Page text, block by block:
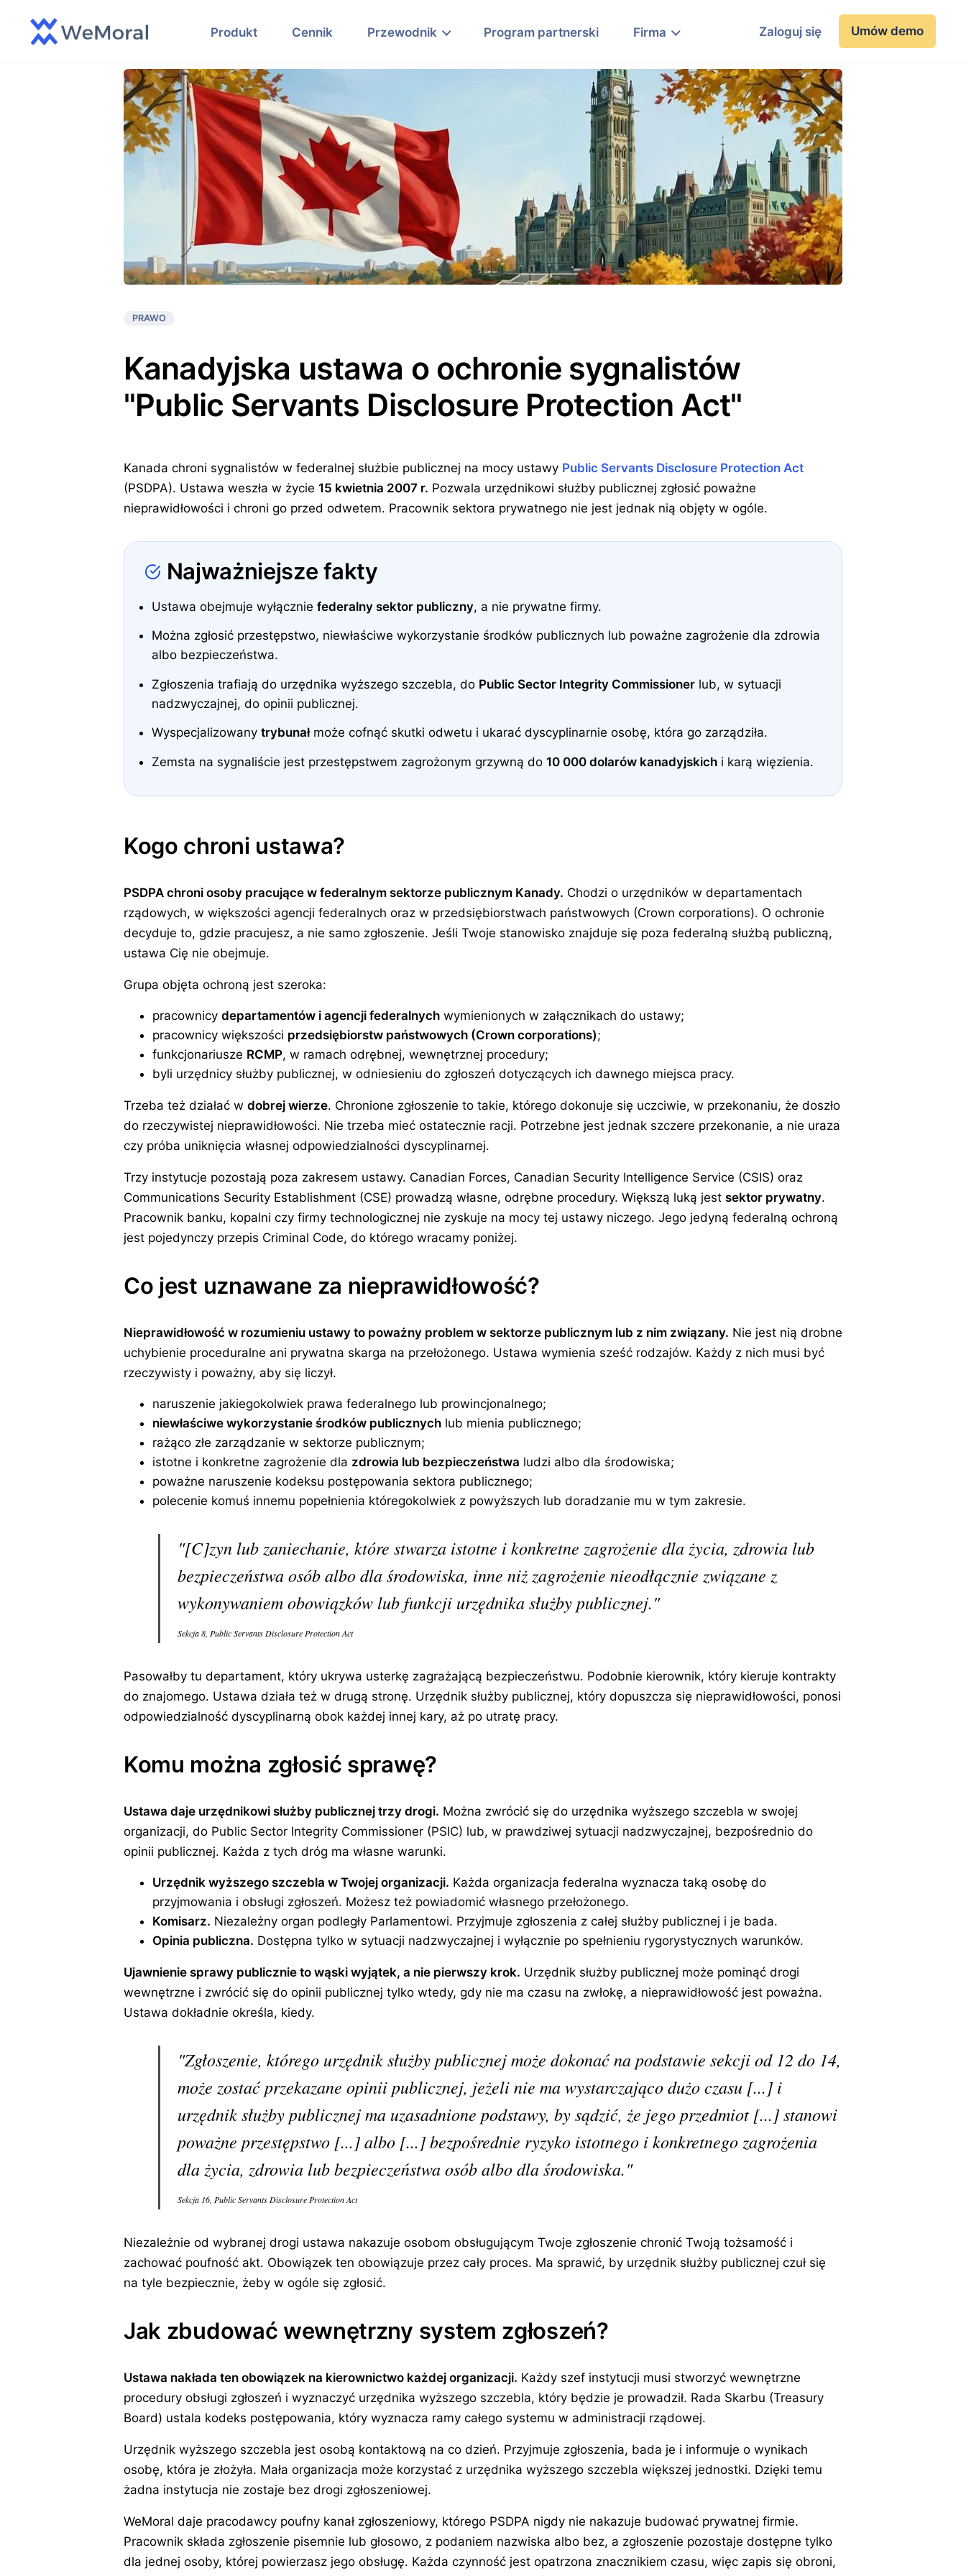
Produkt Cennik Przewodnik Program partnerski Firma Zaloguj się Umów demo
PRAWO
Kanadyjska ustawa o ochronie sygnalistów
"Public Servants Disclosure Protection Act"
Kanada chroni sygnalistów w federalnej służbie publicznej na mocy ustawy Public Servants Disclosure Protection Act
(PSDPA). Ustawa weszła w życie 15 kwietnia 2007 r. Pozwala urzędnikowi służby publicznej zgłosić poważne
nieprawidłowości i chroni go przed odwetem. Pracownik sektora prywatnego nie jest jednak nią objęty w ogóle.
Najważniejsze fakty
Ustawa obejmuje wyłącznie federalny sektor publiczny, a nie prywatne firmy.
Można zgłosić przestępstwo, niewłaściwe wykorzystanie środków publicznych lub poważne zagrożenie dla zdrowia
albo bezpieczeństwa.
Zgłoszenia trafiają do urzędnika wyższego szczebla, do Public Sector Integrity Commissioner lub, w sytuacji
nadzwyczajnej, do opinii publicznej.
Wyspecjalizowany trybunałmoże cofnąć skutki odwetu i ukarać dyscyplinarnie osobę, która go zarządziła.
Zemsta na sygnaliście jest przestępstwem zagrożonym grzywną do 10 000 dolarów kanadyjskich i karą więzienia.
Kogo chroni ustawa?
PSDPA chroni osoby pracujące w federalnym sektorze publicznym Kanady. Chodzi o urzędników w departamentach
rządowych, w większości agencji federalnych oraz w przedsiębiorstwach państwowych (Crown corporations). O ochronie
decyduje to, gdzie pracujesz, a nie samo zgłoszenie. Jeśli Twoje stanowisko znajduje się poza federalną służbą publiczną,
ustawa Cię nie obejmuje.
Grupa objęta ochroną jest szeroka:
pracownicy departamentów i agencji federalnych wymienionych w załącznikach do ustawy;
pracownicy większości przedsiębiorstw państwowych (Crown corporations);
funkcjonariusze RCMP, w ramach odrębnej, wewnętrznej procedury;
byli urzędnicy służby publicznej, w odniesieniu do zgłoszeń dotyczących ich dawnego miejsca pracy.
Trzeba też działać w dobrej wierze. Chronione zgłoszenie to takie, którego dokonuje się uczciwie, w przekonaniu, że doszło
do rzeczywistej nieprawidłowości. Nie trzeba mieć ostatecznie racji. Potrzebne jest jednak szczere przekonanie, a nie uraza
czy próba uniknięcia własnej odpowiedzialności dyscyplinarnej.
Trzy instytucje pozostają poza zakresem ustawy. Canadian Forces, Canadian Security Intelligence Service (CSIS) oraz
Communications Security Establishment (CSE) prowadzą własne, odrębne procedury. Większą luką jest sektor prywatny.
Pracownik banku, kopalni czy firmy technologicznej nie zyskuje na mocy tej ustawy niczego. Jego jedyną federalną ochroną
jest pojedynczy przepis Criminal Code, do którego wracamy poniżej.
Co jest uznawane za nieprawidłowość?
Nieprawidłowość w rozumieniu ustawy to poważny problem w sektorze publicznym lub z nim związany. Nie jest nią drobne
uchybienie proceduralne ani prywatna skarga na przełożonego. Ustawa wymienia sześć rodzajów. Każdy z nich musi być
rzeczywisty i poważny, aby się liczył.
naruszenie jakiegokolwiek prawa federalnego lub prowincjonalnego;
niewłaściwe wykorzystanie środków publicznych lub mienia publicznego;
rażąco złe zarządzanie w sektorze publicznym;
istotne i konkretne zagrożenie dla zdrowia lub bezpieczeństwa ludzi albo dla środowiska;
poważne naruszenie kodeksu postępowania sektora publicznego;
polecenie komuś innemu popełnienia któregokolwiek z powyższych lub doradzanie mu w tym zakresie.
"[C]zyn lub zaniechanie, które stwarza istotne i konkretne zagrożenie dla życia, zdrowia lub
bezpieczeństwa osób albo dla środowiska, inne niż zagrożenie nieodłącznie związane z
wykonywaniem obowiązków lub funkcji urzędnika służby publicznej."
Sekcja 8, Public Servants Disclosure Protection Act
Pasowałby tu departament, który ukrywa usterkę zagrażającą bezpieczeństwu. Podobnie kierownik, który kieruje kontrakty
do znajomego. Ustawa działa też w drugą stronę. Urzędnik służby publicznej, który dopuszcza się nieprawidłowości, ponosi
odpowiedzialność dyscyplinarną obok każdej innej kary, aż po utratę pracy.
Komu można zgłosić sprawę?
Ustawa daje urzędnikowi służby publicznej trzy drogi. Można zwrócić się do urzędnika wyższego szczebla w swojej
organizacji, do Public Sector Integrity Commissioner (PSIC) lub, w prawdziwej sytuacji nadzwyczajnej, bezpośrednio do
opinii publicznej. Każda z tych dróg ma własne warunki.
Urzędnik wyższego szczebla w Twojej organizacji. Każda organizacja federalna wyznacza taką osobę do
przyjmowania i obsługi zgłoszeń. Możesz też powiadomić własnego przełożonego.
Komisarz. Niezależny organ podległy Parlamentowi. Przyjmuje zgłoszenia z całej służby publicznej i je bada.
Opinia publiczna. Dostępna tylko w sytuacji nadzwyczajnej i wyłącznie po spełnieniu rygorystycznych warunków.
Ujawnienie sprawy publicznie to wąski wyjątek, a nie pierwszy krok. Urzędnik służby publicznej może pominąć drogi
wewnętrzne i zwrócić się do opinii publicznej tylko wtedy, gdy nie ma czasu na zwłokę, a nieprawidłowość jest poważna.
Ustawa dokładnie określa, kiedy.
"Zgłoszenie, którego urzędnik służby publicznej może dokonać na podstawie sekcji od 12 do 14,
może zostać przekazane opinii publicznej, jeżeli nie ma wystarczająco dużo czasu [...] i
urzędnik służby publicznej ma uzasadnione podstawy, by sądzić, że jego przedmiot [...] stanowi
poważne przestępstwo [...] albo [...] bezpośrednie ryzyko istotnego i konkretnego zagrożenia
dla życia, zdrowia lub bezpieczeństwa osób albo dla środowiska."
Sekcja 16, Public Servants Disclosure Protection Act
Niezależnie od wybranej drogi ustawa nakazuje osobom obsługującym Twoje zgłoszenie chronić Twoją tożsamość i
zachować poufność akt. Obowiązek ten obowiązuje przez cały proces. Ma sprawić, by urzędnik służby publicznej czuł się
na tyle bezpiecznie, żeby w ogóle się zgłosić.
Jak zbudować wewnętrzny system zgłoszeń?
Ustawa nakłada ten obowiązek na kierownictwo każdej organizacji. Każdy szef instytucji musi stworzyć wewnętrzne
procedury obsługi zgłoszeń i wyznaczyć urzędnika wyższego szczebla, który będzie je prowadził. Rada Skarbu (Treasury
Board) ustala kodeks postępowania, który wyznacza ramy całego systemu w administracji rządowej.
Urzędnik wyższego szczebla jest osobą kontaktową na co dzień. Przyjmuje zgłoszenia, bada je i informuje o wynikach
osobę, która je złożyła. Mała organizacja może korzystać z urzędnika wyższego szczebla większej jednostki. Dzięki temu
żadna instytucja nie zostaje bez drogi zgłoszeniowej.
WeMoral daje pracodawcy poufny kanał zgłoszeniowy, którego PSDPA nigdy nie nakazuje budować prywatnej firmie.
Pracownik składa zgłoszenie pisemnie lub głosowo, z podaniem nazwiska albo bez, a zgłoszenie pozostaje dostępne tylko
dla jednej osoby, której powierzasz jego obsługę. Każda czynność jest opatrzona znacznikiem czasu, więc zapis się obroni,